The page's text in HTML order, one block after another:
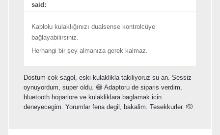
said:
Kablolu kulaklığınızı dualsense kontrolcüye
bağlayabilirsiniz.
Herhangi bir şey almanıza gerek kalmaz.
Dostum cok sagol, eski kulaklikla takiliyoruz su an. Sessiz
oynuyordum, super oldu. 😅 Adaptoru de siparis verdim,
bluetooth hoparlore ve kulakliklara baglamak icin
deneyecegim. Yorumlar fena degil, bakalim. Tesekkurler. 🫡